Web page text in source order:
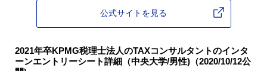
公式サイトを見る
2021年卒KPMG税理士法人のTAXコンサルタントのインタ
ーンエントリーシート詳細（中央大学/男性)（2020/10/12公